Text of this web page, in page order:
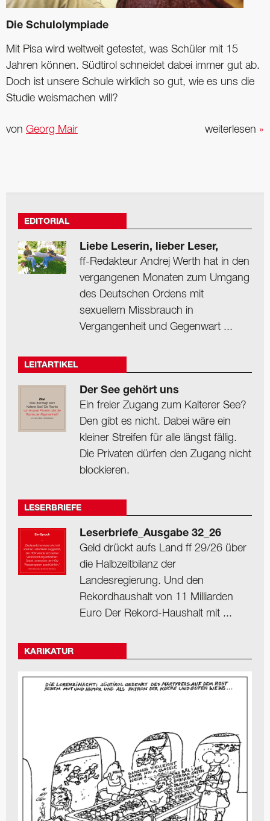
Die Schulolympiade
Mit Pisa wird weltweit getestet, was Schüler mit 15
Jahren können. Südtirol schneidet dabei immer gut ab.
Doch ist unsere Schule wirklich so gut, wie es uns die
Studie weismachen will?
weiterlesen »
von Georg Mair
EDITORIAL
Liebe Leserin, lieber Leser,
ff-Redakteur Andrej Werth hat in den
vergangenen Monaten zum Umgang
des Deutschen Ordens mit
sexuellem Missbrauch in
Vergangenheit und Gegenwart ...
LEITARTIKEL
Der See gehört uns
Ein freier Zugang zum Kalterer See?
Den gibt es nicht. Dabei wäre ein
kleiner Streifen für alle längst fällig.
Die Privaten dürfen den Zugang nicht
blockieren.
LESERBRIEFE
Leserbriefe_Ausgabe 32_26
Geld drückt aufs Land ff 29/26 über
die Halbzeitbilanz der
Landesregierung. Und den
Rekordhaushalt von 11 Milliarden
Euro Der Rekord-Haushalt mit ...
KARIKATUR